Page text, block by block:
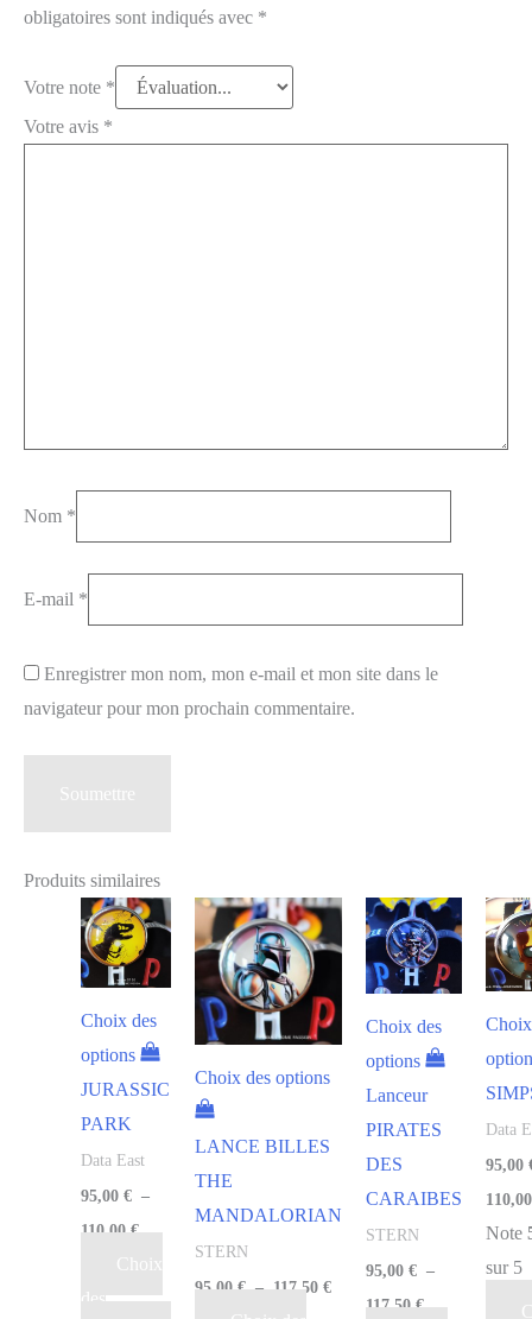
obligatoires sont indiqués avec *
Votre note *
Votre avis *
Nom *
E-mail *
Enregistrer mon nom, mon e-mail et mon site dans le
navigateur pour mon prochain commentaire.
Produits similaires
Choix des
options
JURASSIC
PARK
Data East
95,00 € –
110,00€
Choix
des
Choix des options
LANCE BILLES
THE
MANDALORIAN
STERN
95,00€ – 117,50 €
Choix des
options
Lanceur
PIRATES
DES
CARAIBES
STERN
95,00 € –
117,50€
Data
95,00
Note
sur 5